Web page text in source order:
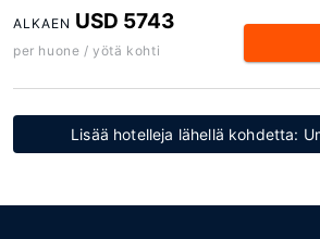
ALKAEN USD 5743
per huone / yötä kohti
Lisää hotelleja lähellä kohdetta: